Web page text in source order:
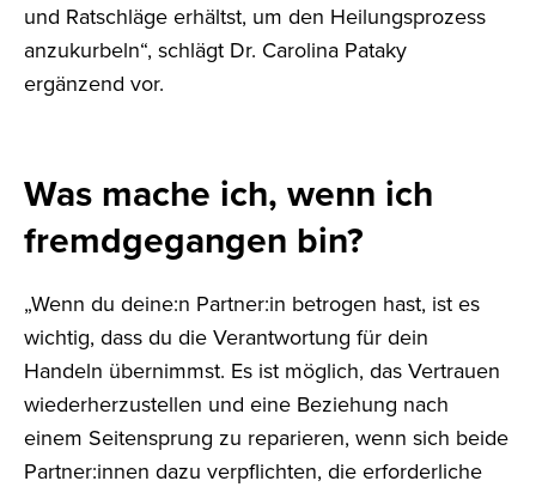
und Ratschläge erhältst, um den Heilungsprozess
anzukurbeln“, schlägt Dr. Carolina Pataky
ergänzend vor.
Was mache ich, wenn ich
fremdgegangen bin?
„Wenn du deine:n Partner:in betrogen hast, ist es
wichtig, dass du die Verantwortung für dein
Handeln übernimmst. Es ist möglich, das Vertrauen
wiederherzustellen und eine Beziehung nach
einem Seitensprung zu reparieren, wenn sich beide
Partner:innen dazu verpflichten, die erforderliche